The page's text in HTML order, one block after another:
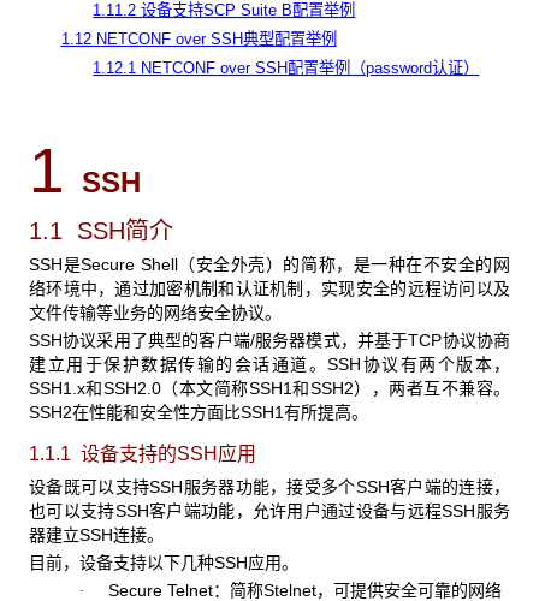
1.11.2 设备支持SCP Suite B配置举例
1.12 NETCONF over SSH典型配置举例
1.12.1 NETCONF over SSH配置举例（password认证）
1 SSH
1.1 SSH简介
SSH是Secure Shell（安全外壳）的简称，是一种在不安全的网
络环境中，通过加密机制和认证机制，实现安全的远程访问以及
文件传输等业务的网络安全协议。
SSH协议采用了典型的客户端/服务器模式，并基于TCP协议协商
建立用于保护数据传输的会话通道。SSH协议有两个版本，
SSH1.x和SSH2.0（本文简称SSH1和SSH2），两者互不兼容。
SSH2在性能和安全性方面比SSH1有所提高。
1.1.1 设备支持的SSH 应用
设备既可以支持SSH服务器功能，接受多个SSH客户端的连接，
也可以支持SSH客户端功能，允许用户通过设备与远程SSH服务
器建立SSH连接。
目前，设备支持以下几种SSH应用。
· Secure Telnet：简称Stelnet，可提供安全可靠的网络